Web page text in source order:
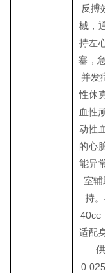
反搏
械，
持左
塞，
并发
性休
血性
动性
的心
能异
室辅
持
40cc
适配